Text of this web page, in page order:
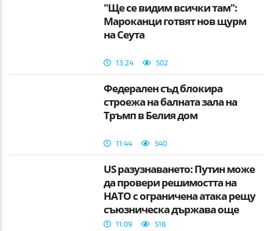
"Ще се видим всички там":
Мароканци готвят нов щурм
на Сеута
13:24 502
Федерален съд блокира
строежа на балната зала на
Тръмп в Белия дом
11:44 540
US разузнаването: Путин може
да провери решимостта на
НАТО с ограничена атака рещу
съюзническа държава още
тази есен
11:09 518